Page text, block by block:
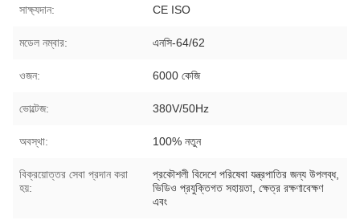
সাক্ষ্যদান: CE ISO
মডেল নম্বার: এনসি-64/62
ওজন: 6000 কেজি
ভোল্টেজ: 380V/50Hz
অবস্থা: 100% নতুন
বিক্রয়োত্তর সেবা প্রদান করা
হয়:
প্রকৌশলী বিদেশে পরিষেবা যন্ত্রপাতির জন্য উপলব্ধ,
ভিডিও প্রযুক্তিগত সহায়তা, ক্ষেত্র রক্ষণাবেক্ষণ
এবং